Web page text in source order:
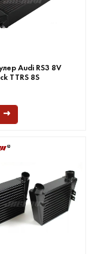
Audi RS3 8V
TTRS 8S